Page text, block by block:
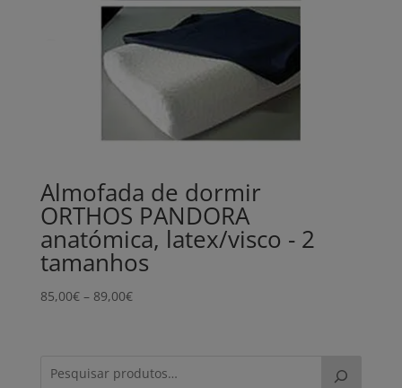
Almofada de dormir
ORTHOS PANDORA
anatómica, latex/visco - 2
tamanhos
85,00€ – 89,00€Price
89,00€